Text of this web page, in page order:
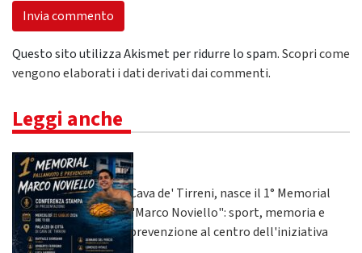
Questo sito utilizza Akismet per ridurre lo spam.Scopri come
vengono elaborati i dati derivati dai commenti.
Leggi anche
Cava de' Tirreni, nasce il 1° Memorial
"Marco Noviello": sport, memoria e
prevenzione al centro dell'iniziativa